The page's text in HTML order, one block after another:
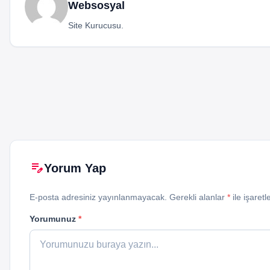
Websosyal
Site Kurucusu.
edit_noteYorum Yap
E-posta adresiniz yayınlanmayacak. Gerekli alanlar * ile
Yorumunuz *